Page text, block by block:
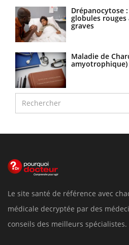
Drépanocytose
globules rouges
graves
Maladie de
amyotrophique)
Le site santé de référence avec
médicale decryptée par des
conseils des meilleurs spécialistes.